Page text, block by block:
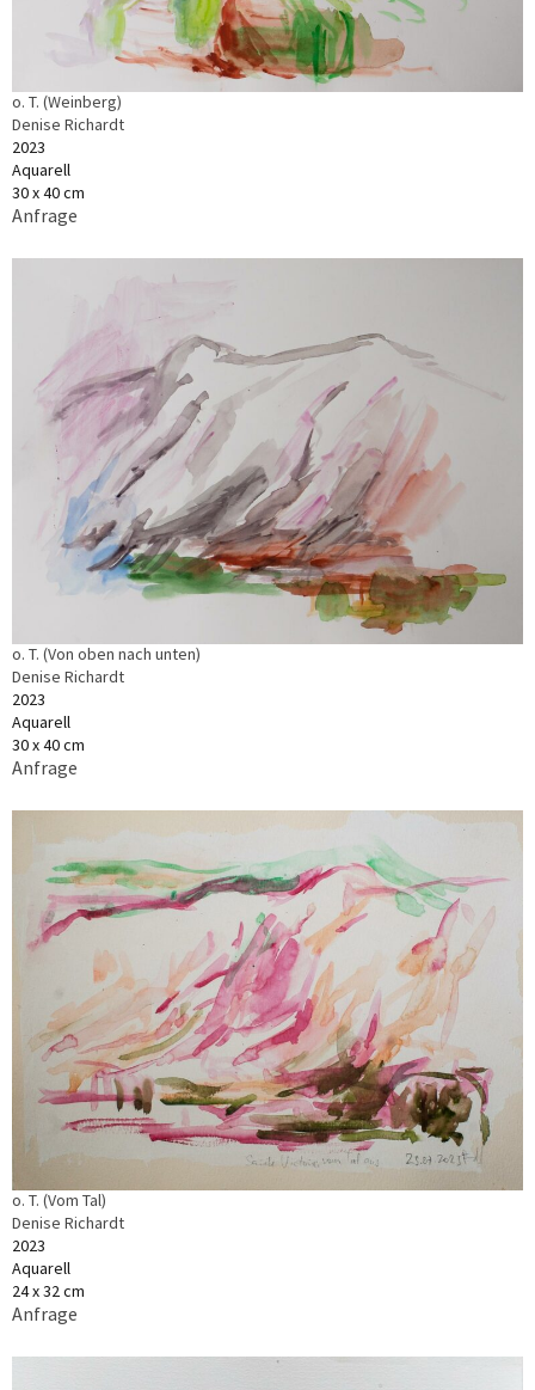
o. T. (Weinberg)
Denise Richardt
2023
Aquarell
30 x 40 cm
Anfrage
o. T. (Von oben nach unten)
Denise Richardt
2023
Aquarell
30 x 40 cm
Anfrage
o. T. (Vom Tal)
Denise Richardt
2023
Aquarell
24 x 32 cm
Anfrage